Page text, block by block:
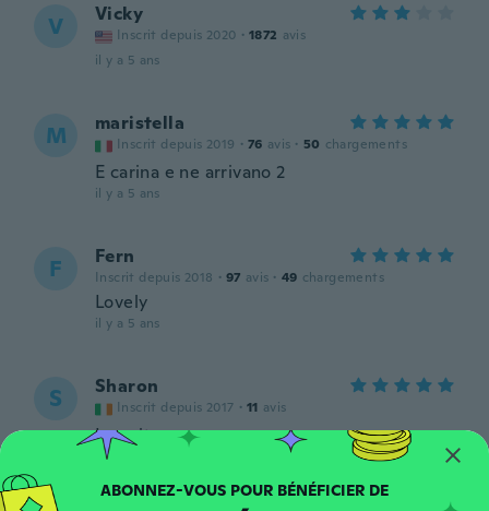
V Vicky
Inscrit depuis 2020 · 1872 avis
il y a 5 ans
M maristella
Inscrit depuis 2019 · 76 avis · 50 chargements
E carina e ne arrivano 2
il y a 5 ans
F Fern
Inscrit depuis 2018 · 97 avis · 49 chargements
Lovely
il y a 5 ans
S Sharon
Inscrit depuis 2017 · 11 avis
Love it
il y a 5 ans